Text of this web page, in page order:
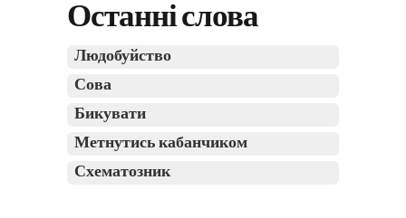
Останні слова
Людобуйство
Сова
Бикувати
Метнутись кабанчиком
Схематозник